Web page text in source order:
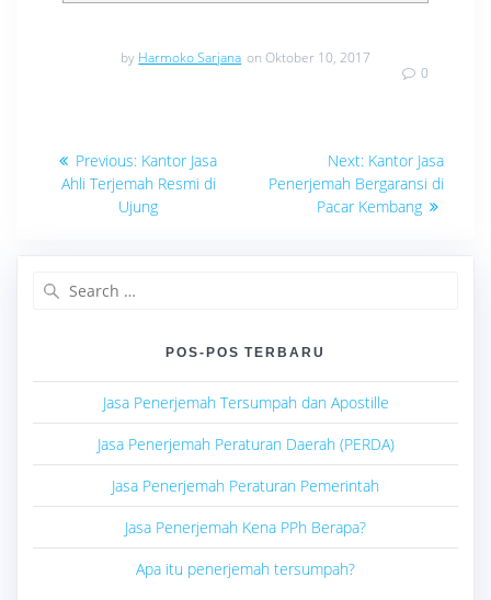
by Harmoko Sarjana on Oktober 10, 2017
0
Navigasi
pos
Previous: Previous
post:
Kantor Jasa
Ahli Terjemah Resmi di
Ujung
Next: Next
post:
Kantor Jasa
Penerjemah Bergaransi di
Pacar Kembang
POS-POS TERBARU
Jasa Penerjemah Tersumpah dan Apostille
Jasa Penerjemah Peraturan Daerah (PERDA)
Jasa Penerjemah Peraturan Pemerintah
Jasa Penerjemah Kena PPh Berapa?
Apa itu penerjemah tersumpah?